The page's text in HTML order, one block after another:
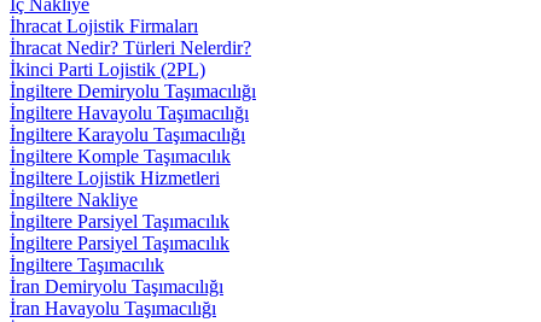
İhracat Lojistik Firmaları
İhracat Nedir? Türleri Nelerdir?
İkinci Parti Lojistik (2PL)
İngiltere Demiryolu Taşımacılığı
İngiltere Havayolu Taşımacılığı
İngiltere Karayolu Taşımacılığı
İngiltere Komple Taşımacılık
İngiltere Lojistik Hizmetleri
İngiltere Nakliye
İngiltere Parsiyel Taşımacılık
İngiltere Parsiyel Taşımacılık
İngiltere Taşımacılık
İran Demiryolu Taşımacılığı
İran Havayolu Taşımacılığı